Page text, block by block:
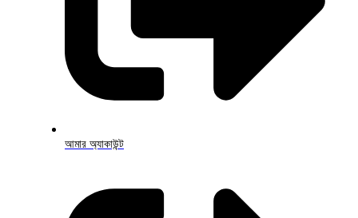
আমার অ্যাকাউন্ট